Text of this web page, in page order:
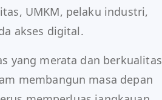
UMKM, pelaku industri,
akses digital.
yang merata dan berkualitas
membangun masa depan